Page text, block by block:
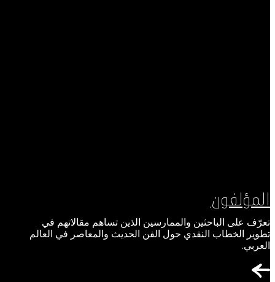
المؤلفون
تعرّف على الباحثين والممارسين الذين تساهم مقالاتهم في
تطوير الخطاب النقدي حول الفن الحديث والمعاصر في العالم
العربي.